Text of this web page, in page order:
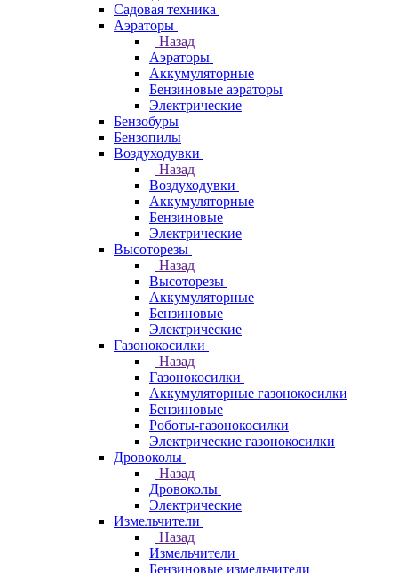
Садовая техника
Аэраторы
Назад
Аэраторы
Аккумуляторные
Бензиновые аэраторы
Электрические
Бензобуры
Бензопилы
Воздуходувки
Назад
Воздуходувки
Аккумуляторные
Бензиновые
Электрические
Высоторезы
Назад
Высоторезы
Аккумуляторные
Бензиновые
Электрические
Газонокосилки
Назад
Газонокосилки
Аккумуляторные газонокосилки
Бензиновые
Роботы-газонокосилки
Электрические газонокосилки
Дровоколы
Назад
Дровоколы
Электрические
Измельчители
Назад
Измельчители
Бензиновые измельчители